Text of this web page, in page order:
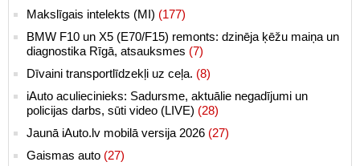
Makslīgais intelekts (MI) (177)
BMW F10 un X5 (E70/F15) remonts: dzinēja ķēžu maiņa un
diagnostika Rīgā, atsauksmes (7)
Dīvaini transportlīdzekļi uz ceļa. (8)
iAuto aculiecinieks: Sadursme, aktuālie negadījumi un
policijas darbs, sūti video (LIVE) (28)
Jaunā iAuto.lv mobilā versija 2026 (27)
Gaismas auto (27)